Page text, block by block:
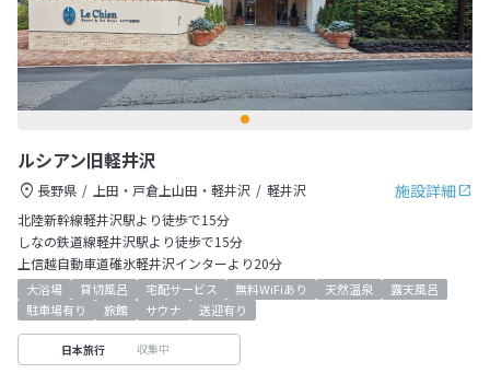
ルシアン旧軽井沢
施設詳細
長野県 上田・戸倉上山田・軽井沢
軽井沢
北陸新幹線軽井沢駅より徒歩で15分
しなの鉄道線軽井沢駅より徒歩で15分
上信越自動車道碓氷軽井沢インターより20分
大浴場 貸切風呂 宅配サービス 無料WiFiあり 天然温泉
露天風呂
駐車場有り
旅館 サウナ 送迎有り
日本旅行 収集中